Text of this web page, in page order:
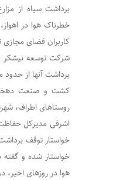
خطرناک هوا در
کاربران فضای مجازی
برداشت آنها از حدود
کشت و صنعت دهخدا
روستاهای اطراف،
اشرفی مدیرکل
خواستار توقف
خواستار شده و گفته
هوا در روزهای